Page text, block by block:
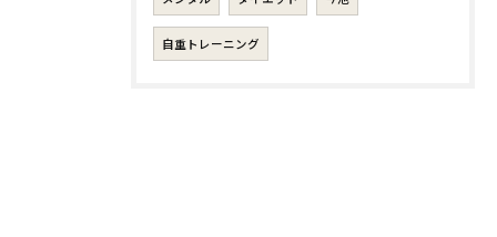
自重トレーニング